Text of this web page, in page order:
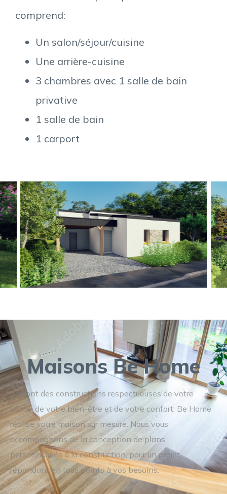
comprend:
Un salon/séjour/cuisine
Une arrière-cuisine
3 chambres avec 1 salle de bain
privative
1 salle de bain
1 carport
Maisons Be Home
Ce sont des constructions respectueuses de votre
santé, de votre bien-être et de votre confort. Be Home
réalise votre maison sur mesure. Nous vous
accompagnons de la conception de plans
personnalisés à la construction, pour un projet
répondant en tous points à vos besoins.